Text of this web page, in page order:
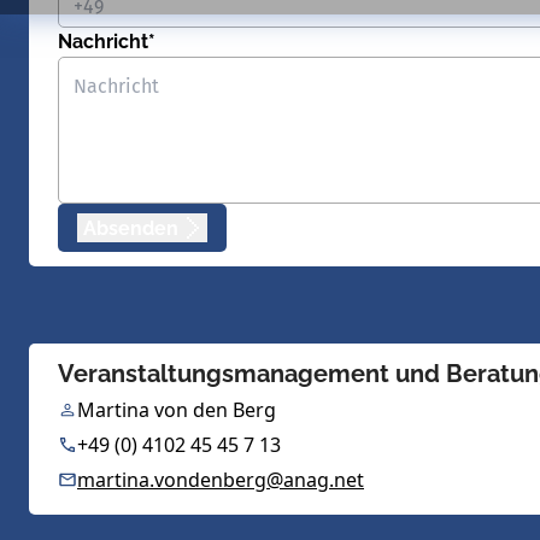
Nachricht*
Veranstaltungsmanagement und
Martina von den Berg
+49 (0) 4102 45 45 7 13
martina.vondenberg@anag.net